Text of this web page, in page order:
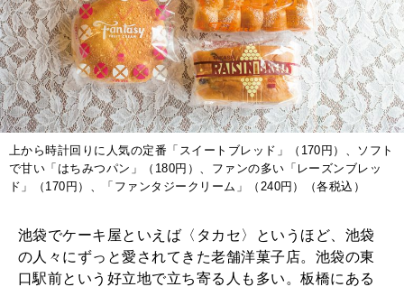
上から時計回りに人気の定番「スイートブレッド」（170円）、ソフト
で甘い「はちみつパン」（180円）、ファンの多い「レーズンブレッ
ド」（170円）、「ファンタジークリーム」（240円）（各税込）
池袋でケーキ屋といえば〈タカセ〉というほど、池袋
の人々にずっと愛されてきた老舗洋菓子店。池袋の東
口駅前という好立地で立ち寄る人も多い。板橋にある